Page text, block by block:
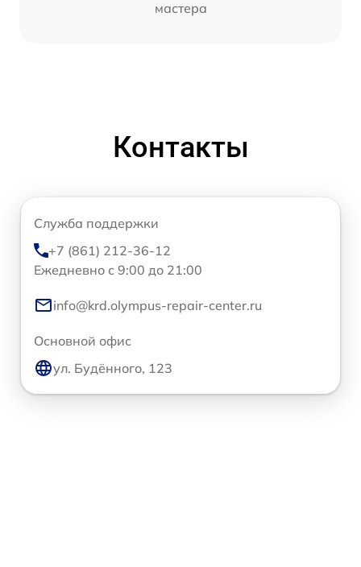
мастера
Контакты
Служба поддержки
+7 (861) 212-36-12
Ежедневно с 9:00 до 21:00
info@krd.olympus-repair-center.ru
Основной офис
ул. Будённого, 123